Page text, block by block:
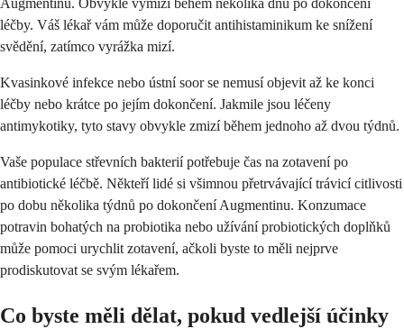
Augmentinu. Obvykle vymizí během několika dnů po dokončení
léčby. Váš lékař vám může doporučit antihistaminikum ke snížení
svědění, zatímco vyrážka mizí.
Kvasinkové infekce nebo ústní soor se nemusí objevit až ke konci
léčby nebo krátce po jejím dokončení. Jakmile jsou léčeny
antimykotiky, tyto stavy obvykle zmizí během jednoho až dvou týdnů.
Vaše populace střevních bakterií potřebuje čas na zotavení po
antibiotické léčbě. Někteří lidé si všimnou přetrvávající trávicí citlivosti
po dobu několika týdnů po dokončení Augmentinu. Konzumace
potravin bohatých na probiotika nebo užívání probiotických doplňků
může pomoci urychlit zotavení, ačkoli byste to měli nejprve
prodiskutovat se svým lékařem.
Co byste měli dělat, pokud vedlejší účinky